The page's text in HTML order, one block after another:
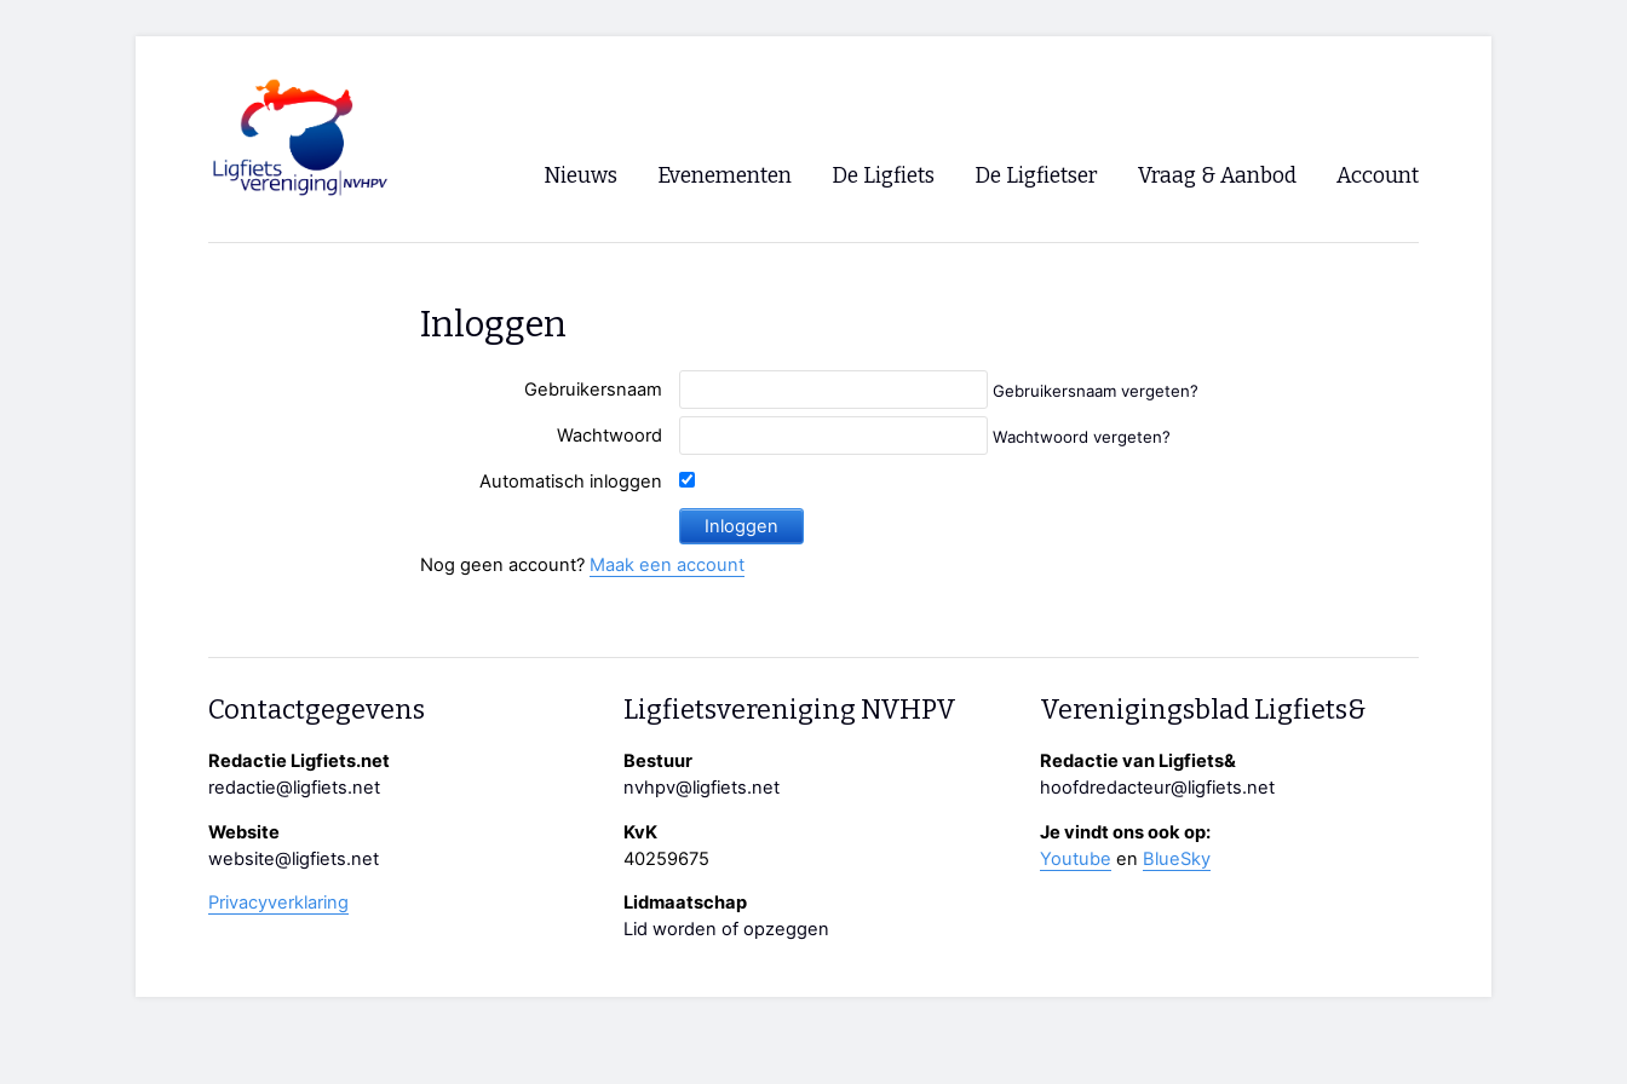
Nieuws Evenementen
Paastreffen
Oliebollentocht
De Ligfiets De Ligfietser
Lokale Fietsverenigingen
Vraag & Aanbod Account
Inloggen
Gebruikersnaam Gebruikersnaam vergeten?
Wachtwoord Wachtwoord vergeten?
Automatisch inloggen
Nog geen account? Maak een account
Contactgegevens
Redactie Ligfiets.net
redactie@ligfiets.net
Website
website@ligfiets.net
Privacyverklaring
Ligfietsvereniging NVHPV
Bestuur
nvhpv@ligfiets.net
KvK
40259675
Lidmaatschap
Lid worden of opzeggen
Verenigingsblad Ligfiets&
Redactie van Ligfiets&
hoofdredacteur@ligfiets.net
Je vindt ons ook op:
Youtube en BlueSky